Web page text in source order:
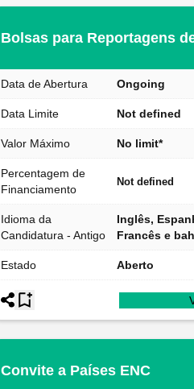
Bolsas para Reportagens
Data de Abertura Ongoing
Data Limite Not defined
Valor Máximo No limit*
Percentagem de
Financiamento
Not defined
Idioma da
Candidatura - Antigo
Inglês,
Francês e
Estado Aberto
Convite a Países ENC